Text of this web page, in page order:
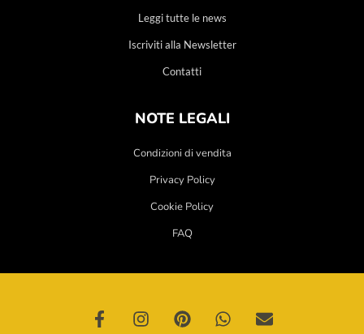
Leggi tutte le news
Iscriviti alla Newsletter
Contatti
NOTE LEGALI
Condizioni di vendita
Privacy Policy
Cookie Policy
FAQ